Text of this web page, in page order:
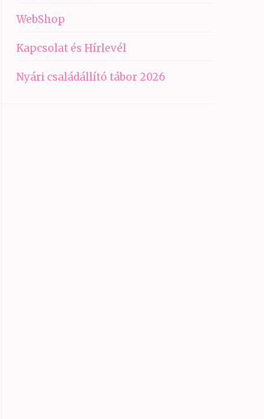
WebShop
Kapcsolat és Hírlevél
Nyári családállító tábor 2026